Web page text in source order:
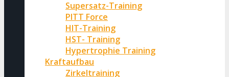
Supersatz-Training
PITT Force
HIT-Training
HST- Training
Hypertrophie Training
Kraftaufbau
Zirkeltraining